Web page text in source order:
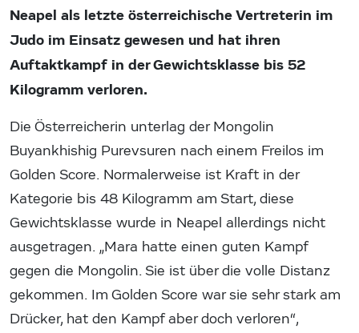
Neapel als letzte österreichische Vertreterin im
Judo im Einsatz gewesen und hat ihren
Auftaktkampf in der Gewichtsklasse bis 52
Kilogramm verloren.
Die Österreicherin unterlag der Mongolin
Buyankhishig Purevsuren nach einem Freilos im
Golden Score. Normalerweise ist Kraft in der
Kategorie bis 48 Kilogramm am Start, diese
Gewichtsklasse wurde in Neapel allerdings nicht
ausgetragen. „Mara hatte einen guten Kampf
gegen die Mongolin. Sie ist über die volle Distanz
gekommen. Im Golden Score war sie sehr stark am
Drücker, hat den Kampf aber doch verloren“,